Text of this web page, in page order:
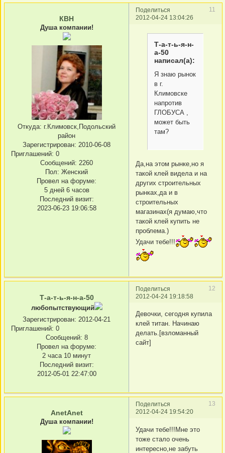
Поделиться
11
2012-04-24 13:04:26
КВН
Душа компании!
Откуда: г.Климовск,Подольский
район
Зарегистрирован: 2010-06-08
Приглашений: 0
Сообщений: 2260
Пол: Женский
Провел на форуме:
5 дней 6 часов
Последний визит:
2023-06-23 19:06:58
Т-а-т-ь-я-н-
а-50
написал(а):
Я знаю рынок
в г.
Климовске
напротив
ГЛОБУСА ,
может быть
там?
Да,на этом рынке,но я
такой клей видела и на
других строительных
рынках,да и в
строительных
магазинах(я думаю,что
такой клей купить не
проблема.)
Удачи тебе!!!
Поделиться
12
2012-04-24 19:18:58
Т-а-т-ь-я-н-а-50
любопытствующий
Зарегистрирован: 2012-04-21
Приглашений: 0
Сообщений: 8
Провел на форуме:
2 часа 10 минут
Последний визит:
2012-05-01 22:47:00
Девочки, сегодня купила
клей титан. Начинаю
делать.[взломанный
сайт]
Поделиться
13
2012-04-24 19:54:20
AnetAnet
Душа компании!
Удачи тебе!!!Мне это
тоже стало очень
интересно,не забуть